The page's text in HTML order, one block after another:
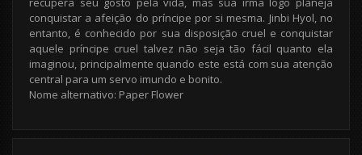
conquistar a afeição do príncipe por si mesma. Jinbi Hyol, no
entanto, é conhecido por sua disposição cruel e conquistar
aquele príncipe cruel talvez não seja tão fácil quanto ela
imaginou, principalmente quando este está com sua atenção
central para um servo imundo e bonito.
Nome alternativo: Paper Flower